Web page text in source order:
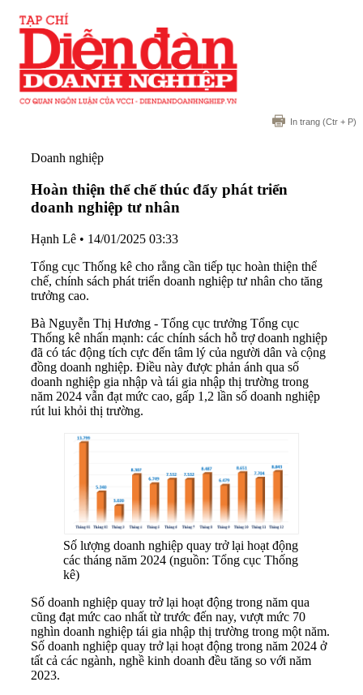
In trang (Ctr + P)
Doanh nghiệp
Hoàn thiện thể chế thúc đẩy phát triển
doanh nghiệp tư nhân
Hạnh Lê • 14/01/2025 03:33
Tổng cục Thống kê cho rằng cần tiếp tục hoàn thiện thể
chế, chính sách phát triển doanh nghiệp tư nhân cho tăng
trưởng cao.
Bà Nguyễn Thị Hương - Tổng cục trưởng Tổng cục
Thống kê nhấn mạnh: các chính sách hỗ trợ doanh nghiệp
đã có tác động tích cực đến tâm lý của người dân và cộng
đồng doanh nghiệp. Điều này được phản ánh qua số
doanh nghiệp gia nhập và tái gia nhập thị trường trong
năm 2024 vẫn đạt mức cao, gấp 1,2 lần số doanh nghiệp
rút lui khỏi thị trường.
Số lượng doanh nghiệp quay trở lại hoạt động
các tháng năm 2024 (nguồn: Tổng cục Thống
kê)
Số doanh nghiệp quay trở lại hoạt động trong năm qua
cũng đạt mức cao nhất từ trước đến nay, vượt mức 70
nghìn doanh nghiệp tái gia nhập thị trường trong một năm.
Số doanh nghiệp quay trở lại hoạt động trong năm 2024 ở
tất cả các ngành, nghề kinh doanh đều tăng so với năm
2023.